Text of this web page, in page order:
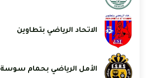
الاتحاد الرياضي بتطاوين
الأمل الرياضي بحمام سوسة